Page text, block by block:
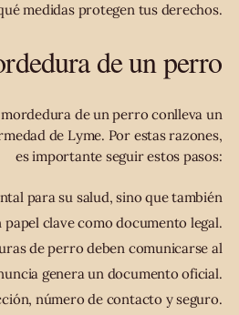
medidas protegen tus derechos.
de un perro
de un perro conlleva un
de Lyme. Por estas razones,
es importante seguir estos pasos:
para su salud, sino que también
papel clave como documento legal.
de perro deben comunicarse al
genera un documento oficial.
número de contacto y seguro.